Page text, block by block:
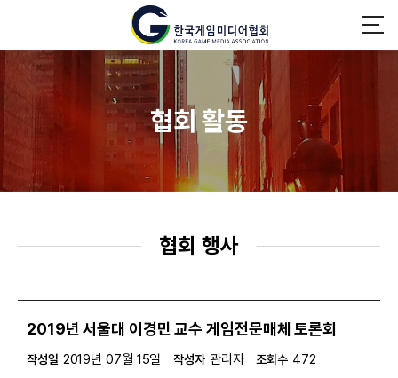
협회 활동
협회 행사
2019년 서울대 이경민 교수 게임전문매체 토론회
작성일 2019년 07월 15일 작성자 관리자 조회수 472